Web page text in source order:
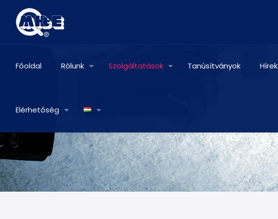
Főoldal Rólunk Szolgáltatások Tanúsítványok Hírek
Elérhetőség